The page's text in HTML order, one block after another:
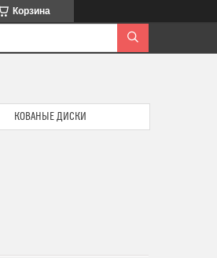
Корзина
КОВАНЫЕ ДИСКИ